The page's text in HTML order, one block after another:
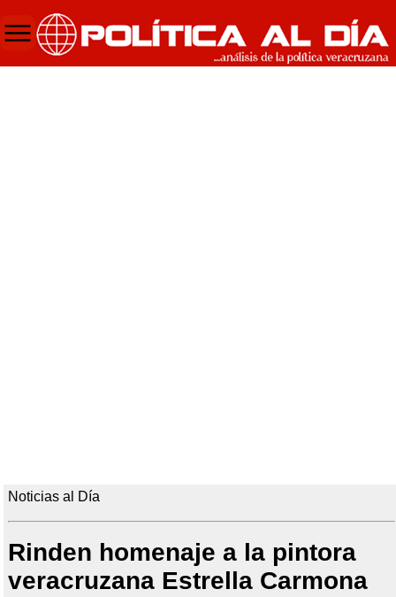
Noticias al Día
Rinden homenaje a la pintora
veracruzana Estrella Carmona